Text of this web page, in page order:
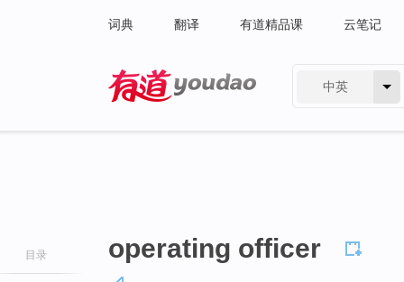
词典 翻译 有道精品课 云笔记
中英
目录 operating officer